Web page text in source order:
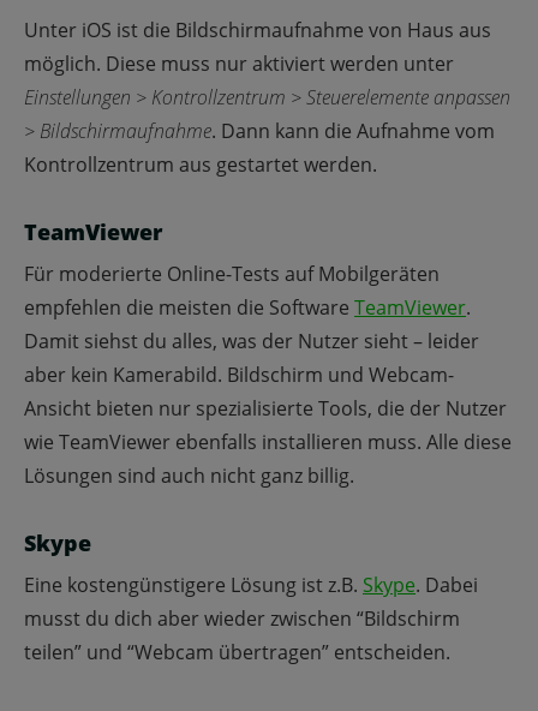
Unter iOS ist die Bildschirmaufnahme von Haus aus
möglich. Diese muss nur aktiviert werden unter
Einstellungen > Kontrollzentrum > Steuerelemente anpassen
> Bildschirmaufnahme. Dann kann die Aufnahme vom
Kontrollzentrum aus gestartet werden.
TeamViewer
Für moderierte Online-Tests auf Mobilgeräten
empfehlen die meisten die Software TeamViewer.
Damit siehst du alles, was der Nutzer sieht – leider
aber kein Kamerabild. Bildschirm und Webcam-
Ansicht bieten nur spezialisierte Tools, die der Nutzer
wie TeamViewer ebenfalls installieren muss. Alle diese
Lösungen sind auch nicht ganz billig.
Skype
Eine kostengünstigere Lösung ist z.B. Skype. Dabei
musst du dich aber wieder zwischen “Bildschirm
teilen” und “Webcam übertragen” entscheiden.